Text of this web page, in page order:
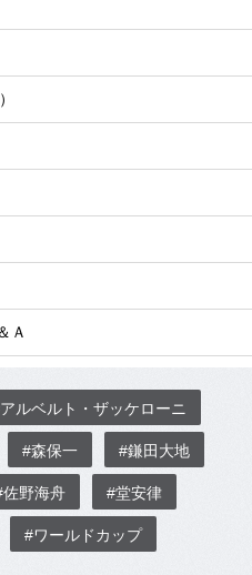
Ａ
ルベルト・ザッケローニ
#森保一 #鎌田大地
佐野海舟 #堂安律
#ワールドカップ